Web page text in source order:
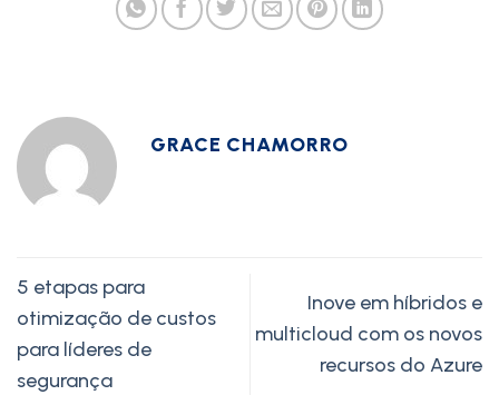
GRACE CHAMORRO
5 etapas para
otimização de custos
para líderes de
segurança
Inove em híbridos e
multicloud com os novos
recursos do Azure